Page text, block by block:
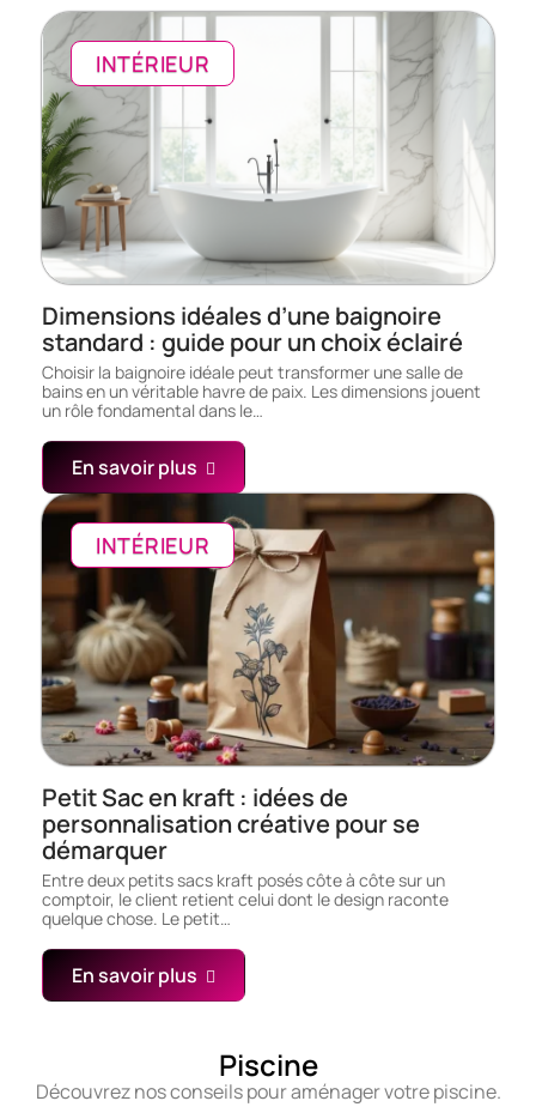
INTÉRIEUR
Dimensions idéales d’une baignoire
standard : guide pour un choix éclairé
Choisir la baignoire idéale peut transformer une salle de
bains en un véritable havre de paix. Les dimensions jouent
un rôle fondamental dans le…
En savoir plus
INTÉRIEUR
Petit Sac en kraft : idées de
personnalisation créative pour se
démarquer
Entre deux petits sacs kraft posés côte à côte sur un
comptoir, le client retient celui dont le design raconte
quelque chose. Le petit…
En savoir plus
Piscine
Découvrez nos conseils pour aménager votre piscine.